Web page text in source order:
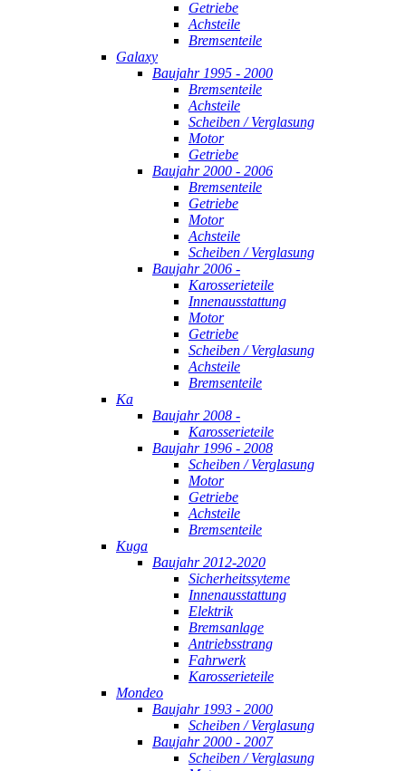
Getriebe
Achsteile
Bremsenteile
Galaxy
Baujahr 1995 - 2000
Bremsenteile
Achsteile
Scheiben / Verglasung
Motor
Getriebe
Baujahr 2000 - 2006
Bremsenteile
Getriebe
Motor
Achsteile
Scheiben / Verglasung
Baujahr 2006 -
Karosserieteile
Innenausstattung
Motor
Getriebe
Scheiben / Verglasung
Achsteile
Bremsenteile
Ka
Baujahr 2008 -
Karosserieteile
Baujahr 1996 - 2008
Scheiben / Verglasung
Motor
Getriebe
Achsteile
Bremsenteile
Kuga
Baujahr 2012-2020
Sicherheitssyteme
Innenausstattung
Elektrik
Bremsanlage
Antriebsstrang
Fahrwerk
Karosserieteile
Mondeo
Baujahr 1993 - 2000
Scheiben / Verglasung
Baujahr 2000 - 2007
Scheiben / Verglasung